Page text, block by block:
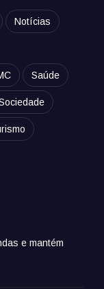
Notícias
Saúde
e mantém